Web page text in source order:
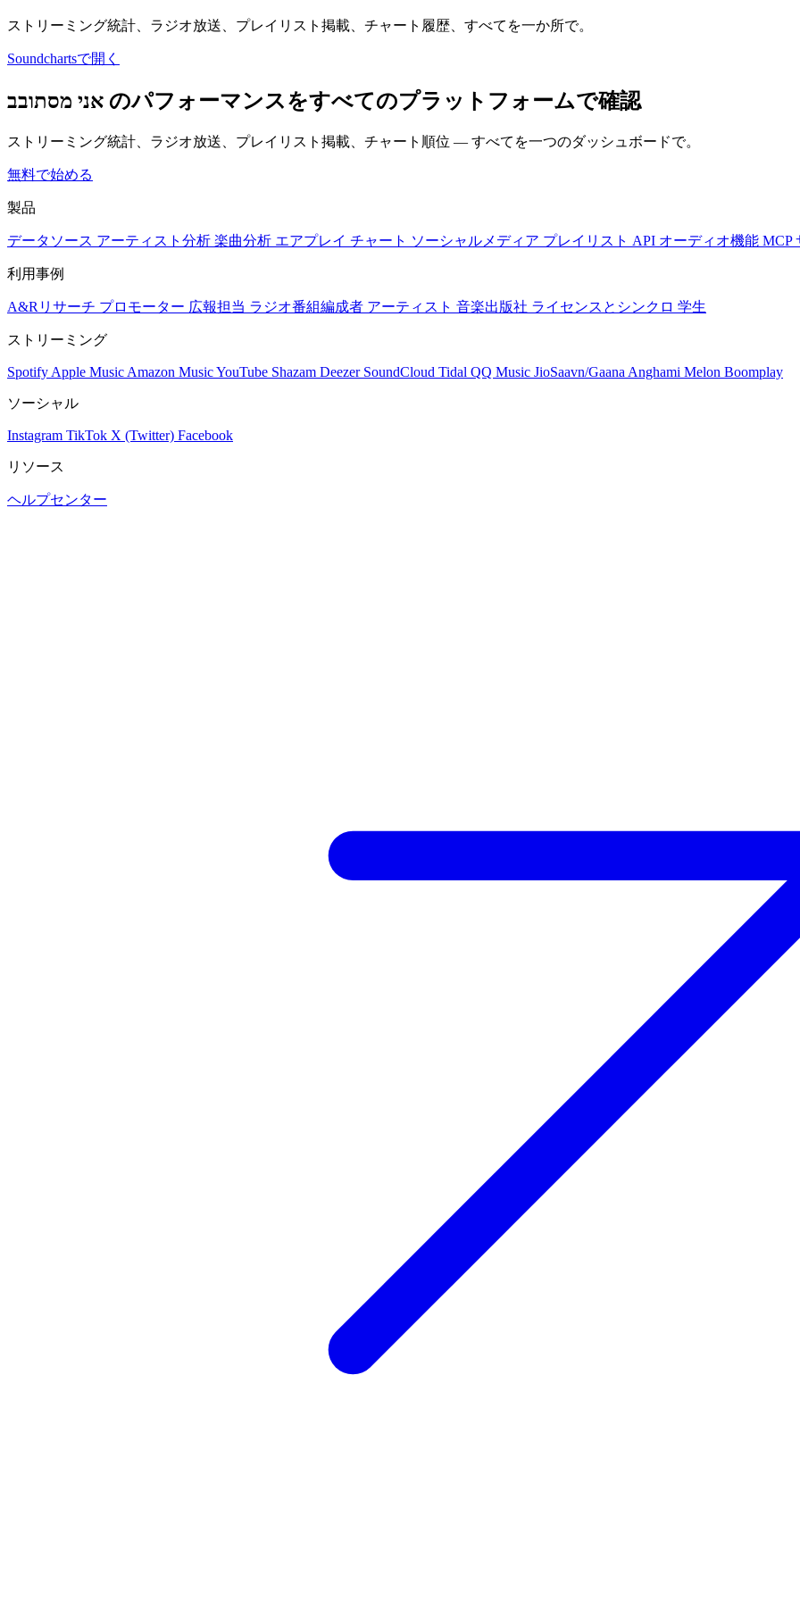
ストリーミング統計、ラジオ放送、プレイリスト掲載、チャート履歴、すべてを一か所で。
Soundchartsで開く
אני מסתובב のパフォーマンスをすべてのプラットフォームで確認
ストリーミング統計、ラジオ放送、プレイリスト掲載、チャート順位 — すべてを一つのダッシュボードで。
無料で始める
製品
データソース アーティスト分析 楽曲分析 エアプレイ チャート ソーシャルメディア プレイリスト API オーディオ機能 MCP
利用事例
A&Rリサーチ プロモーター 広報担当 ラジオ番組編成者 アーティスト 音楽出版社 ライセンスとシンクロ 学生
ストリーミング
Spotify Apple Music Amazon MusicYouTube Shazam Deezer SoundCloud Tidal QQ Music JioSaavn/Gaana Anghami Melon Boomplay
ソーシャル
Instagram TikTok X (Twitter) Facebook
リソース
ヘルプセンター